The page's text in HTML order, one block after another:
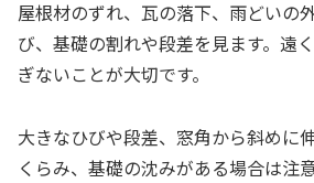
屋根材のずれ、瓦の落下、雨どいの
び、基礎の割れや段差を見ます。遠
ぎないことが大切です。
大きなひびや段差、窓角から斜めに
くらみ、基礎の沈みがある場合は注